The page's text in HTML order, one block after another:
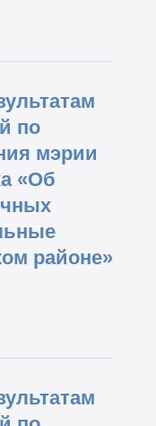
по
мэрии
«Об
районе»